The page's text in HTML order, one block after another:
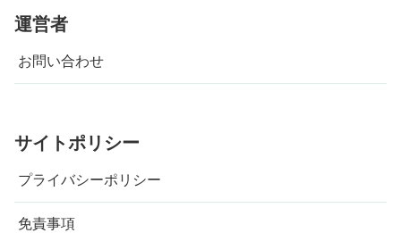
運営者
お問い合わせ
サイトポリシー
プライバシーポリシー
免責事項